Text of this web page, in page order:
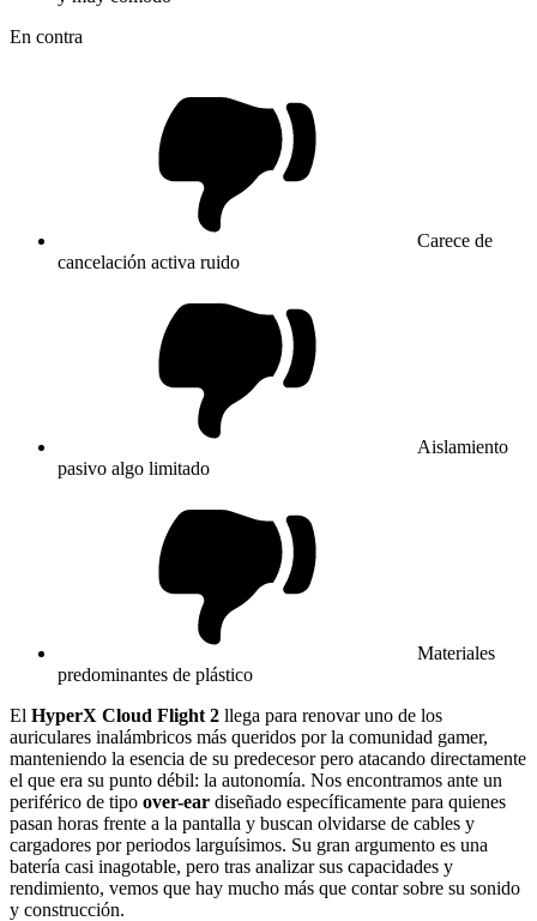
En contra
Carece de
cancelación activa ruido
Aislamiento
pasivo algo limitado
Materiales
predominantes de plástico
El HyperX Cloud Flight 2 llega para renovar uno de los
auriculares inalámbricos más queridos por la comunidad gamer,
manteniendo la esencia de su predecesor pero atacando directamente
el que era su punto débil: la autonomía. Nos encontramos ante un
periférico de tipo over-ear diseñado específicamente para quienes
pasan horas frente a la pantalla y buscan olvidarse de cables y
cargadores por periodos larguísimos. Su gran argumento es una
batería casi inagotable, pero tras analizar sus capacidades y
rendimiento, vemos que hay mucho más que contar sobre su sonido
y construcción.